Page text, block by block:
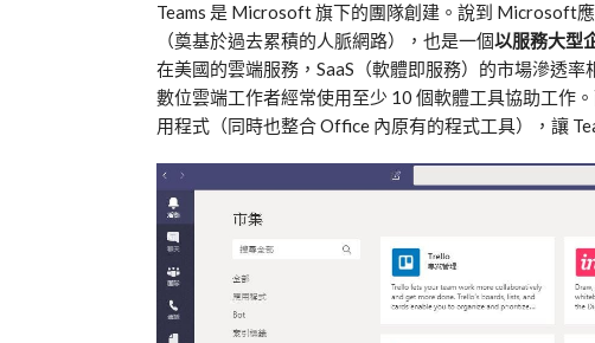
Teams 是 Microsoft 旗下的團隊創建。說到 Microsoft
（奠基於過去累積的人脈網路），也是一個以服務大型
在美國的雲端服務，SaaS（軟體即服務）的市場滲透
數位雲端工作者經常使用至少 10 個軟體工具協助工作
用程式（同時也整合 Office 內原有的程式工具），讓